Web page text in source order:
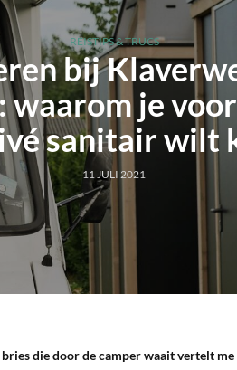
REISTIPS & TRUCS
bij
waarom je
sanitair wilt
11 JULI 2021
die door de camper waait vertelt